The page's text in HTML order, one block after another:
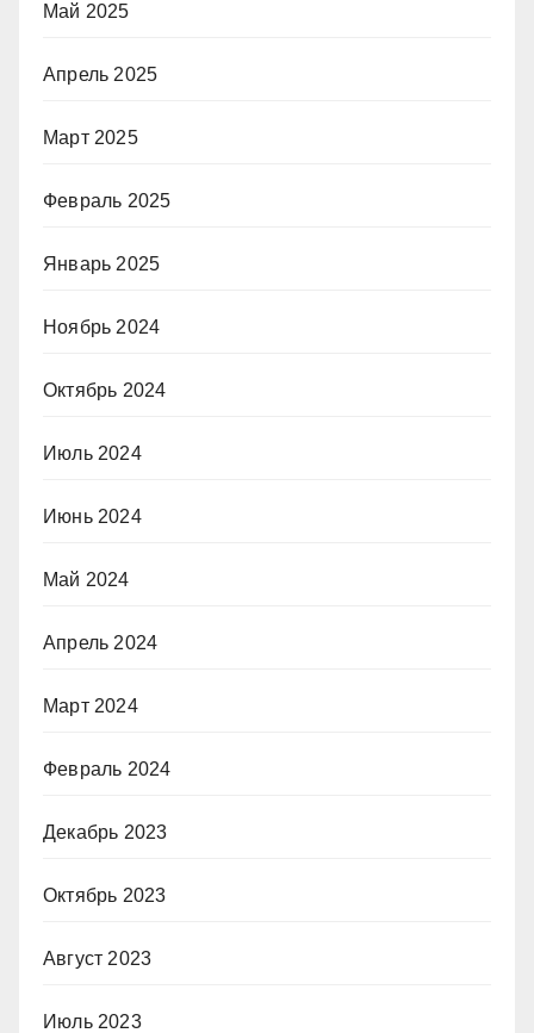
Май 2025
Апрель 2025
Март 2025
Февраль 2025
Январь 2025
Ноябрь 2024
Октябрь 2024
Июль 2024
Июнь 2024
Май 2024
Апрель 2024
Март 2024
Февраль 2024
Декабрь 2023
Октябрь 2023
Август 2023
Июль 2023